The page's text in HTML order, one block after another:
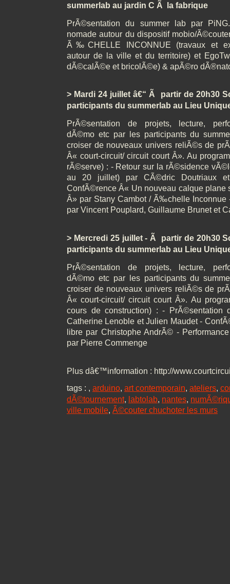
summerlab au jardin C Ã la fabrique
PrÃ©sentation du summer lab par
nomade autour du dispositif mobio/
Ã‰CHELLE INCONNUE (travaux et
autour de la ville et du territoire) et
dÃ©calÃ©e et bricolÃ©e) & apÃ©ro
> Mardi 24 juillet â€“ Ã partir de 20h30
participants du summerlab au Lieu
PrÃ©sentation de projets, lecture,
dÃ©mo etc par les participants du
croiser de nouveaux univers reliÃ©s de
Â« court-circuit/ circuit court Â». Au
rÃ©serve) : - Retour sur la rÃ©sidence
au 20 juillet) par CÃ©dric Doutriaux
ConfÃ©rence Â« Un nouveau calque plane
Â» par Stany Cambot / Ã‰chelle Inconnue
par Vincent Pouplard, Guillaume Brunet et
> Mercredi 25 juillet - Ã partir de 20h30
participants du summerlab au Lieu
PrÃ©sentation de projets, lecture,
dÃ©mo etc par les participants du
croiser de nouveaux univers reliÃ©s de
Â« court-circuit/ circuit court Â». Au
cours de construction) : - PrÃ©sentation
Catherine Lenoble et Julien Maudet -
libre par Christophe AndrÃ© -
par Pierre Commenge
Plus dâ€™information : http://
tags : , arduino, art contemporain, ateliers,
dÃ©tournement, labtolab, nantes,
ville mobile, Ã©couter chuchoter les murs